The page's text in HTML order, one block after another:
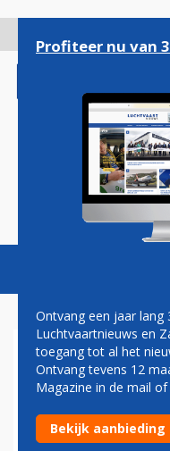
gaan
Magazine
WALTER
PASSAGIERS
Profiteer nu van
Ontvang een jaar lang
Luchtvaartnieuws en
toegang tot al het
Ontvang tevens 12
Magazine in de mail
Bekijk aanbieding